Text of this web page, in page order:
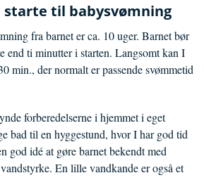
starte til babysvømning
fra barnet er ca. 10 uger. Barnet bør
end ti minutter i starten. Langsomt kan I
min., der normalt er passende svømmetid
forberedelserne i hjemmet i eget
bad til en hyggestund, hvor I har god tid
god idé at gøre barnet bekendt med
En lille vandkande er også et